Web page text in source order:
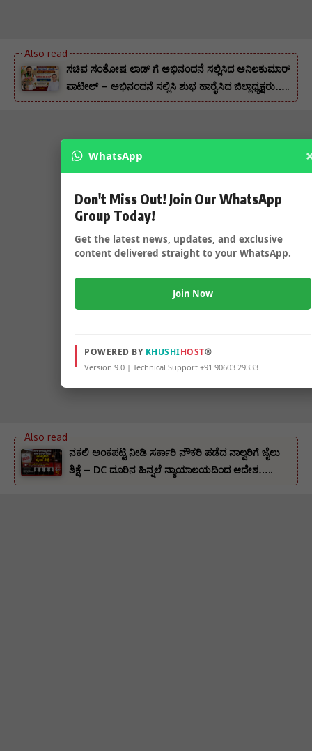
ಸಚಿವ ಸಂತೋಷ ಲಾಡ್ ಗೆ ಅಭಿನಂದನೆ ಸಲ್ಲಿಸಿದ ಅನಿಲಕುಮಾರ್
ಪಾಟೀಲ್ – ಅಭಿನಂದನೆ ಸಲ್ಲಿಸಿ ಶುಭ ಹಾರೈಸಿದ ಜಿಲ್ಲಾಧ್ಯಕ್ಷರು…..
ನಕಲಿ ಅಂಕಪಟ್ಟಿ ನೀಡಿ ಸರ್ಕಾರಿ ನೌಕರಿ ಪಡೆದ ನಾಲ್ವರಿಗೆ ಜೈಲು
ಶಿಕ್ಷೆ – DC ದೂರಿನ ಹಿನ್ನಲೆ ನ್ಯಾಯಾಲಯದಿಂದ ಆದೇಶ…..
WhatsApp
Don't Miss Out! Join Our WhatsApp
Group Today!
Get the latest news, updates, and exclusive
content delivered straight to your WhatsApp.
Join Now
POWERED BY KHUSHIHOST®
Version 9.0 | Technical Support +91 90603 29333